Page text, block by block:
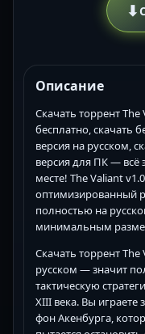
⬇
Описание
Скачать торрент The
бесплатно, скачать
версия на русском,
версия для ПК — всё
месте! The Valiant
оптимизированный
полностью на
минимальным
Скачать торрент The
русском — значит
тактическую
XIII века. Вы играете
фон Акенбурга,